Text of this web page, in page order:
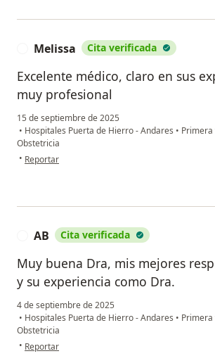
Melissa Cita verificada
Excelente médico, claro en sus
muy profesional
15 de septiembre de 2025
• Hospitales Puerta de Hierro - Andares • Primera
Obstetricia
• en opinión del usuario Melissa
Reportar
AB Cita verificada
Muy buena Dra, mis mejores
y su experiencia como Dra.
4 de septiembre de 2025
• Hospitales Puerta de Hierro - Andares • Primera
Obstetricia
• en opinión del usuario AB
Reportar